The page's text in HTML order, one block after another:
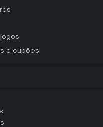
e cupões
CD Key Steam?